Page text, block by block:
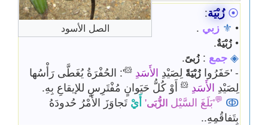
الصل الأسود
⦿ زُبْيَة:
•
⚜ زبي .
• زُبْيَةٌ.
◈ جمع : زُبىً.
- 'حَفَرُوا زُبْيَةًلِصَيْدِ الأَسَدِ 🐹': الحُفْرَةُ يُغَطَّى رَأْسُها
لِصَيْدِ الأَسَدِ 🐹أَوْ كُلُّ حَيَوانٍ مُفْتَرِسٍ للإيقاعِ بِهِ.
ↂ
💬'بَلَغَ السَّيْل الزُّبَى' أَيْتَجاوَزَ الأَمْرُ حُدودَهُ
بِتَفاقُمِهِ..